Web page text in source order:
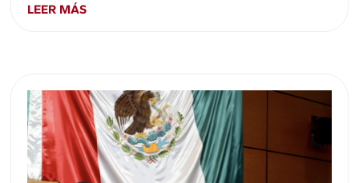
LEER MÁS